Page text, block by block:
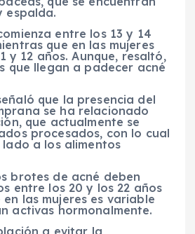
espalda.
entre los 13 y 14
que en las mujeres
y 12 años. Aunque, resaltó,
que llegan a padecer acné
que la presencia del
se ha relacionado
que actualmente se
procesados, con lo cual
a los alimentos
brotes de acné deben
entre los 20 y los 22 años
las mujeres es variable
activas hormonalmente.
a evitar la